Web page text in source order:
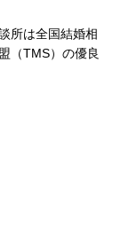
所は全国結婚相
（TMS）の優良